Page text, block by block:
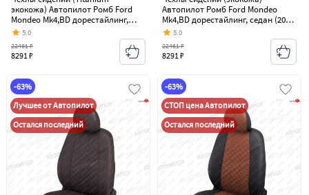
экокожа) Автопилот Ромб Ford
Mondeo Mk4,BD дорестайлинг,
седан (2007-2010)
5.0
8291 ₽
22461 ₽
Автопилот Ромб Ford Mondeo
Mk4,BD дорестайлинг, седан (2007-
2010)
5.0
8291 ₽
22461 ₽
-63%
Лучшее от Автопилот
Остался последний
-63%
СТОП цена Автопилот
Остался последний